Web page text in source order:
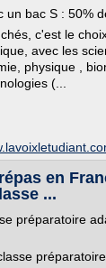
un bac S : 50%
c'est le
avec les
physique ,
(...
en
...
préparatoire